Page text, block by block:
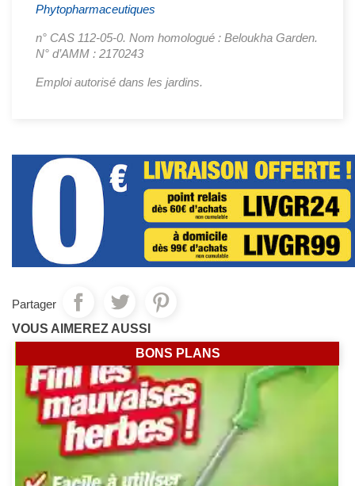
Phytopharmaceutiques
n° CAS 112-05-0. Nom homologué : Beloukha Garden.
N° d’AMM : 2170243
Emploi autorisé dans les jardins.
Partager
VOUS AIMEREZ AUSSI
BONS PLANS